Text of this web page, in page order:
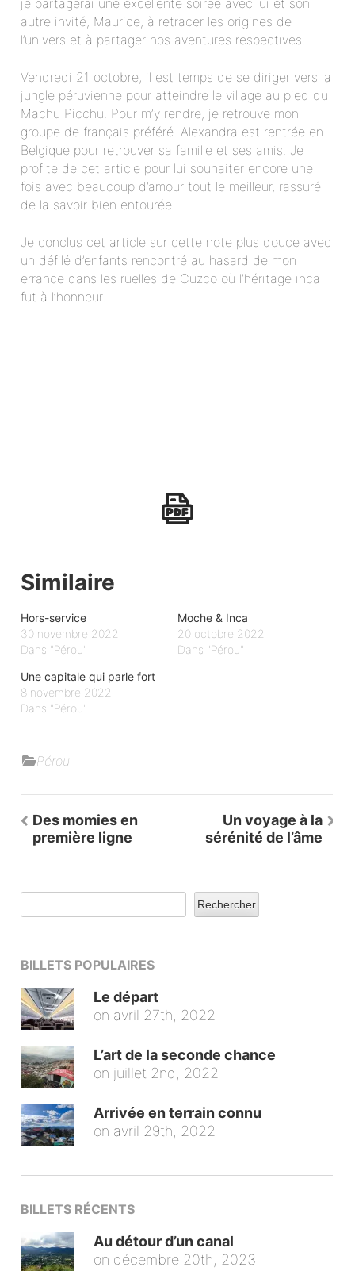
autre invité, Maurice, à retracer les origines de
l’univers et à partager nos aventures respectives.
Vendredi 21 octobre, il est temps de se diriger vers la
jungle péruvienne pour atteindre le village au pied du
Machu Picchu. Pour m’y rendre, je retrouve mon
groupe de français préféré. Alexandra est rentrée en
Belgique pour retrouver sa famille et ses amis. Je
profite de cet article pour lui souhaiter encore une
fois avec beaucoup d’amour tout le meilleur, rassuré
de la savoir bien entourée.
Je conclus cet article sur cette note plus douce avec
un défilé d’enfants rencontré au hasard de mon
errance dans les ruelles de Cuzco où l’héritage inca
fut à l’honneur.
Similaire
Hors-service
30 novembre 2022
Dans "Pérou"
Moche & Inca
20 octobre 2022
Dans "Pérou"
Une capitale qui parle fort
8 novembre 2022
Dans "Pérou"
Pérou
Navigation
de
l’article
Des momies en
première ligne
Un voyage à la
sérénité de l’âme
Rechercher
BILLETS POPULAIRES
Le départ
on avril 27th, 2022
L’art de la seconde chance
on juillet 2nd, 2022
Arrivée en terrain connu
on avril 29th, 2022
BILLETS RÉCENTS
Au détour d’un canal
on décembre 20th, 2023